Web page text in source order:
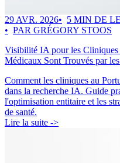
29 AVR. 2026
5 MIN DE
PAR GRÉGORY STOOS
Visibilité IA pour les Cliniques
Médicaux Sont Trouvés par
Comment les cliniques au
dans la recherche IA. Guide
l'optimisation entitaire et les
de santé.
Lire la suite ->